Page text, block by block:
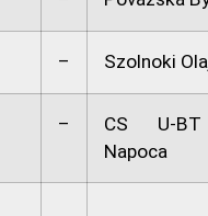
– Szolnoki
–
CS U-
Napoca